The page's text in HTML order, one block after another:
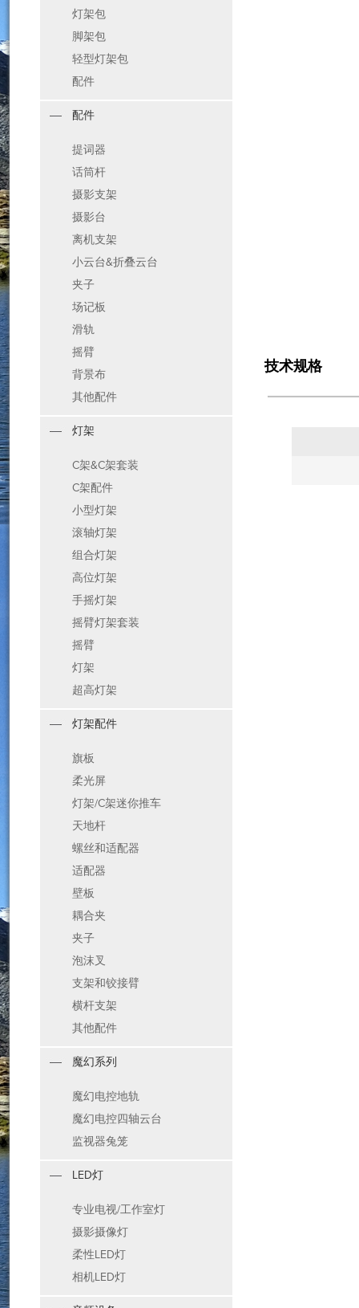
灯架包
脚架包
轻型灯架包
配件
配件
提词器
话筒杆
摄影支架
摄影台
离机支架
小云台&折叠云台
夹子
场记板
滑轨
摇臂
背景布
其他配件
灯架
C架&C架套装
C架配件
小型灯架
滚轴灯架
组合灯架
高位灯架
手摇灯架
摇臂灯架套装
摇臂
灯架
超高灯架
灯架配件
旗板
柔光屏
灯架/C架迷你推车
天地杆
螺丝和适配器
适配器
壁板
耦合夹
夹子
泡沫叉
支架和铰接臂
横杆支架
其他配件
魔幻系列
魔幻电控地轨
魔幻电控四轴云台
监视器兔笼
LED灯
专业电视/工作室灯
摄影摄像灯
柔性LED灯
相机LED灯
技术规格